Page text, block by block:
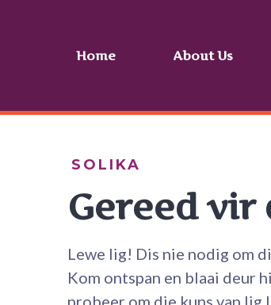
Home About Us
SOLIKA
Gereed vir
Lewe lig! Dis nie nodig om
Kom ontspan en blaai deur
probeer om die kuns van